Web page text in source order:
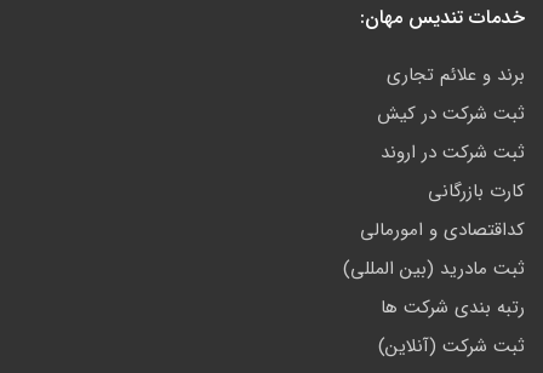
خدمات تندیس مهان:
برند و علائم تجاری
ثبت شرکت در کیش
ثبت شرکت در اروند
کارت بازرگانی
کداقتصادی و امورمالی
ثبت مادرید (بین المللی)
رتبه بندی شرکت ها
ثبت شرکت (آنلاین)